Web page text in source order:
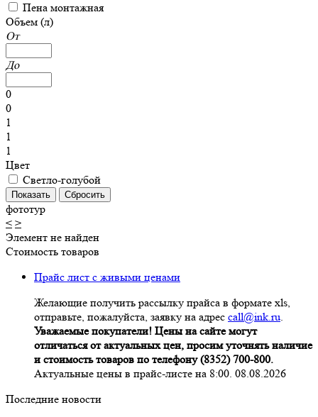
Пена монтажная
Объем (л)
От
До
0
0
1
1
1
Цвет
Светло-голубой
фототур
< >
Элемент не найден
Стоимость товаров
Прайс лист с живыми ценами
Желающие получить рассылку прайса в формате xls,
отправьте, пожалуйста, заявку на адрес call@ink.ru.
Уважаемые покупатели! Цены на сайте могут
отличаться от актуальных цен, просим уточнять наличие
и стоимость товаров по телефону (8352) 700-800.
Актуальные цены в прайс-листе на 8:00. 08.08.2026
Последние новости